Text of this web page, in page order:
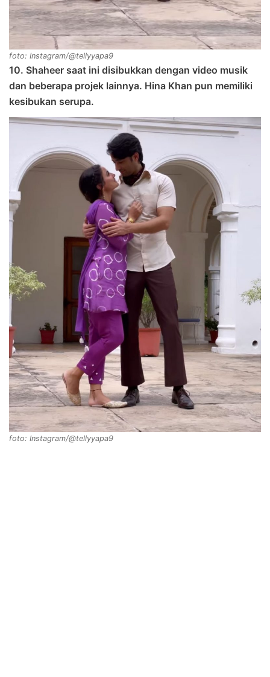
foto: Instagram/@tellyyapa9
10. Shaheer saat ini disibukkan dengan video musik
dan beberapa projek lainnya. Hina Khan pun memiliki
kesibukan serupa.
foto: Instagram/@tellyyapa9